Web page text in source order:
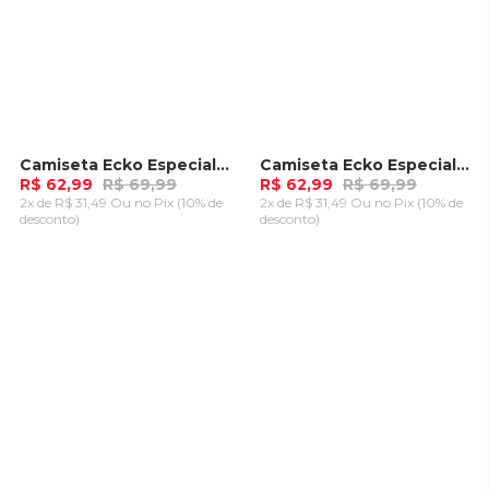
-10%Camiseta Ecko Especial Bege
R$ 62,99 R$ 69,99
2x de R$ 31,49 Ou no Pix (10% de
desconto)
-10%Camiseta Ecko Especial Preta
R$ 62,99 R$ 69,99
2x de R$ 31,49 Ou no Pix (10% de
desconto)